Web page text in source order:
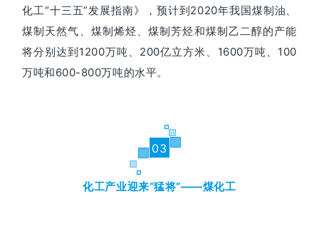
化工“十三五”发展指南》，预计到2020年我国煤制油、
煤制天然气、煤制烯烃、煤制芳烃和煤制乙二醇的产能
将分别达到1200万吨、200亿立方米、1600万吨、100
万吨和600-800万吨的水平。
03
化工产业迎来“猛将”——煤化工